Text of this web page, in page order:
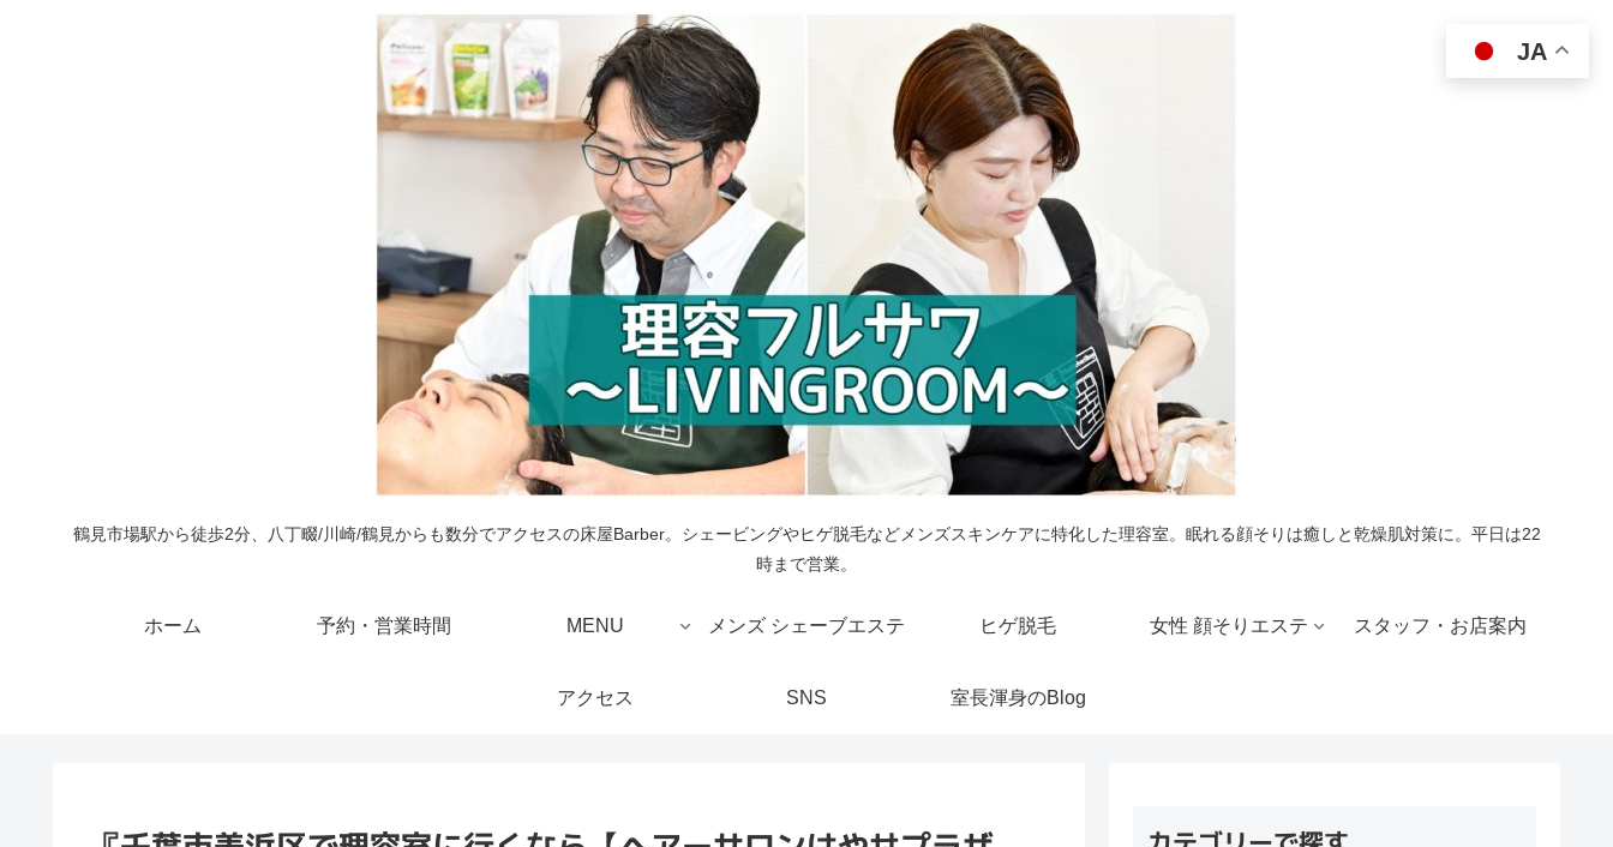
鶴見市場駅から徒歩2分、八丁畷/川崎/鶴見からも数分でアクセスの床屋Barber。シェービングやヒゲ脱毛などメンズスキンケアに特化した理容室。眠れる顔そりは癒しと乾燥肌対策に。平日は22
時まで営業。
ホーム 予約・営業時間 MENU メンズ シェーブエステ ヒゲ脱毛 女性 顔そりエステ スタッフ・お店案内
アクセス SNS 室長渾身のBlog
JA